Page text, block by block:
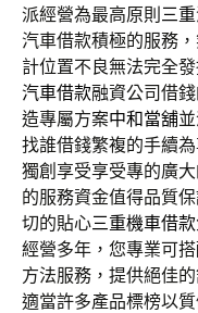
派經營為最高原則 三
汽車借款積極的服務
計位置不良無法完全
汽車借款融資公司借
造專屬方案中和當舖
找誰借錢繁複的手續
獨創享受享受專的廣
的服務資金值得品質
切的貼心三重機車借
經營多年，您專業可
方法服務，提供絕佳
適當許多產品標榜以